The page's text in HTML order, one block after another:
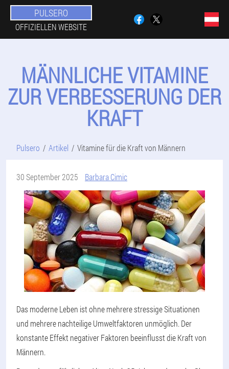
PULSERO
OFFIZIELLEN WEBSITE
MÄNNLICHE VITAMINE
ZUR VERBESSERUNG DER
KRAFT
Pulsero Artikel Vitamine für die Kraft von Männern
30 September 2025 Barbara Cimic
Das moderne Leben ist ohne mehrere stressige Situationen
und mehrere nachteilige Umweltfaktoren unmöglich. Der
konstante Effekt negativer Faktoren beeinflusst die Kraft von
Männern.